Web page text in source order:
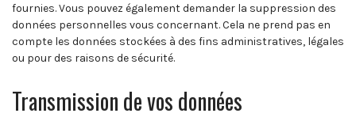
fournies. Vous pouvez également demander la suppression des
données personnelles vous concernant. Cela ne prend pas en
compte les données stockées à des fins administratives, légales
ou pour des raisons de sécurité.
Transmission de vos données